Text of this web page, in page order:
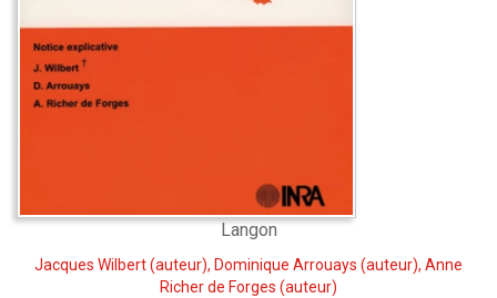
Langon
Jacques Wilbert(auteur), Dominique Arrouays (auteur), Anne
Richer de Forges (auteur)